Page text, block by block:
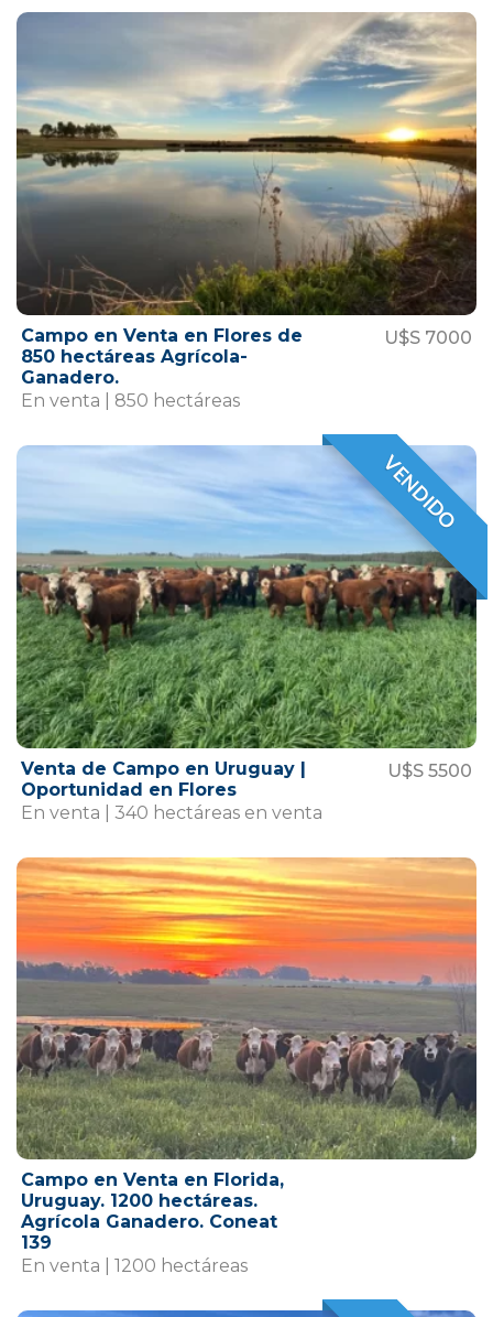
Campo en Venta en Flores de
850 hectáreas Agrícola-
Ganadero.
U$S 7000
En venta | 850 hectáreas
VENDIDO
VENDIDO
Venta de Campo en Uruguay |
Oportunidad en Flores
U$S 5500
En venta | 340 hectáreas en venta
Campo en Venta en Florida,
Uruguay. 1200 hectáreas.
Agrícola Ganadero. Coneat
139
En venta | 1200 hectáreas